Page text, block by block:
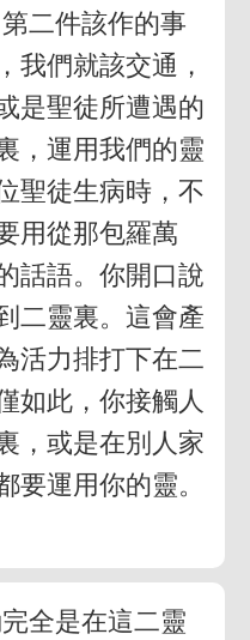
二件該作的事
我們就該交通，
是聖徒所遭遇的
，運用我們的靈
聖徒生病時，不
用從那包羅萬
話語。你開口說
二靈裏。這會產
活力排打下在二
如此，你接觸人
，或是在別人家
要運用你的靈。
全是在這二靈